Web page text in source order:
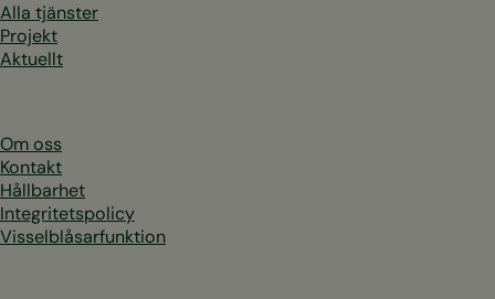
Alla tjänster
Projekt
Aktuellt
Om oss
Kontakt
Hållbarhet
Integritetspolicy
Visselblåsarfunktion